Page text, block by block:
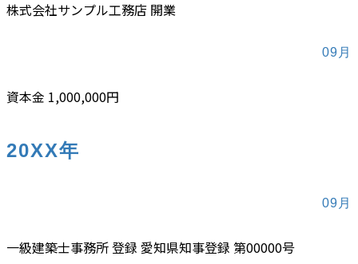
株式会社サンプル工務店 開業
09月
資本金 1,000,000円
20XX年
09月
一級建築士事務所 登録 愛知県知事登録 第00000号